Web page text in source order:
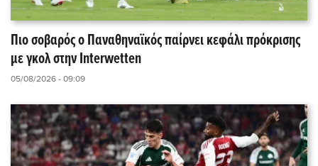
Πιο σοβαρός ο Παναθηναϊκός παίρνει κεφάλι πρόκρισης
με γκολ στην Interwetten
05/08/2026 - 09:09